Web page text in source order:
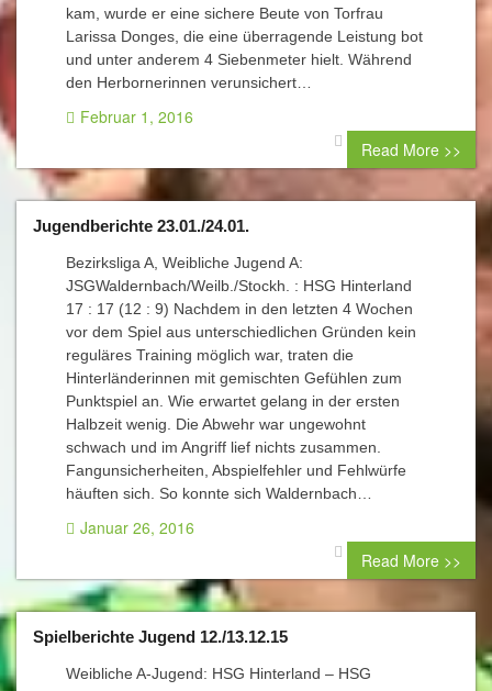
kam, wurde er eine sichere Beute von Torfrau
Larissa Donges, die eine überragende Leistung bot
und unter anderem 4 Siebenmeter hielt. Während
den Herbornerinnen verunsichert…
Februar 1, 2016
0 comment
Read More >>
Jugendberichte 23.01./24.01.
Bezirksliga A, Weibliche Jugend A:
JSGWaldernbach/Weilb./Stockh. : HSG Hinterland
17 : 17 (12 : 9) Nachdem in den letzten 4 Wochen
vor dem Spiel aus unterschiedlichen Gründen kein
reguläres Training möglich war, traten die
Hinterländerinnen mit gemischten Gefühlen zum
Punktspiel an. Wie erwartet gelang in der ersten
Halbzeit wenig. Die Abwehr war ungewohnt
schwach und im Angriff lief nichts zusammen.
Fangunsicherheiten, Abspielfehler und Fehlwürfe
häuften sich. So konnte sich Waldernbach…
Januar 26, 2016
0 comment
Read More >>
Spielberichte Jugend 12./13.12.15
Weibliche A-Jugend: HSG Hinterland – HSG